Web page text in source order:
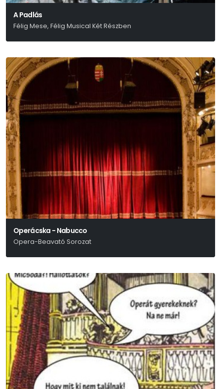
A Padlás
Félig Mese, Félig Musical Két Részben
Operácska - Nabucco
Opera-Beavató Sorozat